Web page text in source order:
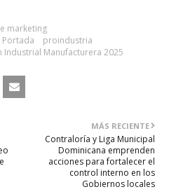
marketing
Portada
proindustria
Industrial Manufacturera 2025
MÁS RECIENTE
Contraloría y Liga Municipal
Dominicana emprenden
acciones para fortalecer el
control interno en los
Gobiernos locales